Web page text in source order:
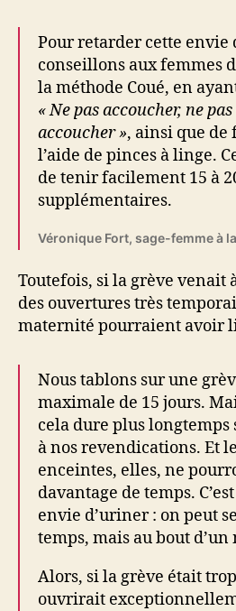
Pour retarder cette envie
conseillons aux femmes
la méthode Coué, en
« Ne pas accoucher, ne
accoucher », ainsi que
l’aide de pinces à linge.
de tenir facilement 15 à
supplémentaires.
Véronique Fort, sage-femme à
Toutefois, si la grève venait
des ouvertures très
maternité pourraient avoir
Nous tablons sur une
maximale de 15 jours.
cela dure plus longtemps
à nos revendications. Et
enceintes, elles, ne
davantage de temps.
envie d’uriner : on peut
temps, mais au bout d’un
Alors, si la grève était
ouvrirait